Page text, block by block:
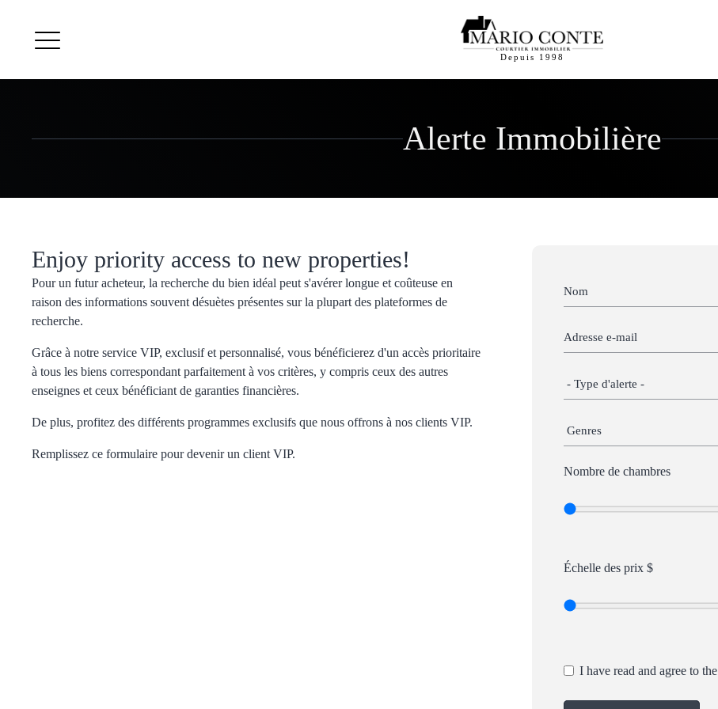
Depuis 1998
Alerte Immobilière
Enjoy priority access to new properties!
Pour un futur acheteur, la recherche du bien idéal peut s'avérer longue et coûteuse en
raison des informations souvent désuètes présentes sur la plupart des plateformes de
recherche.
Grâce à notre service VIP, exclusif et personnalisé, vous bénéficierez d'un accès prioritaire
à tous les biens correspondant parfaitement à vos critères, y compris ceux des autres
enseignes et ceux bénéficiant de garanties financières.
De plus, profitez des différents programmes exclusifs que nous offrons à nos clients VIP.
Remplissez ce formulaire pour devenir un client VIP.
Nombre de chambres
Échelle des prix $
I have read and agree to the